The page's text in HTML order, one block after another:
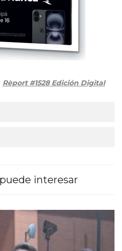
Rèport #1528 Edición Digital
interesar